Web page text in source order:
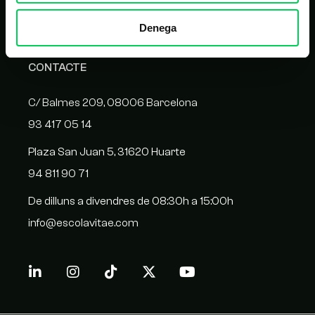
Denega
Homologació de proveïdors
CONTACTE
C/ Balmes 209, 08006 Barcelona
93 417 05 14
Plaza San Juan 5, 31620 Huarte
94 811 90 71
De dilluns a divendres de 08:30h a 15:00h
info@escolavitae.com